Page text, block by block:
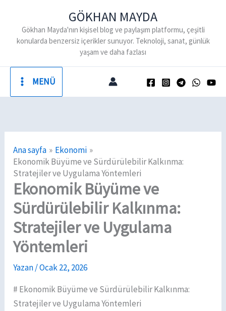
GÖKHAN MAYDA
Gökhan Mayda'nın kişisel blog ve paylaşım platformu, çeşitli
konularda benzersiz içerikler sunuyor. Teknoloji, sanat, günlük
yaşam ve daha fazlası
MENÜ
Ana sayfa
Ekonomi
Ekonomik Büyüme ve Sürdürülebilir Kalkınma:
Stratejiler ve Uygulama Yöntemleri
Ekonomik Büyüme ve
Sürdürülebilir Kalkınma:
Stratejiler ve Uygulama
Yöntemleri
Yazan/Ocak 22, 2026
# Ekonomik Büyüme ve Sürdürülebilir Kalkınma:
Stratejiler ve Uygulama Yöntemleri